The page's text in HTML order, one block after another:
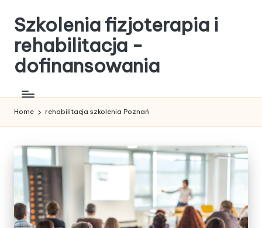
Skip
content
Szkolenia fizjoterapia i
rehabilitacja -
dofinansowania
Home rehabilitacja szkolenia Poznań